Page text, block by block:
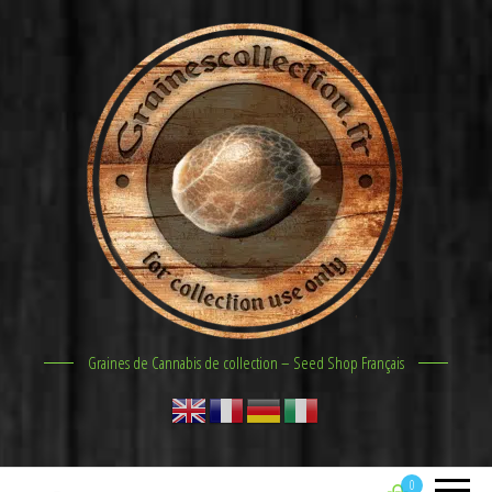
Graines de Cannabis de collection – Seed Shop Français
0